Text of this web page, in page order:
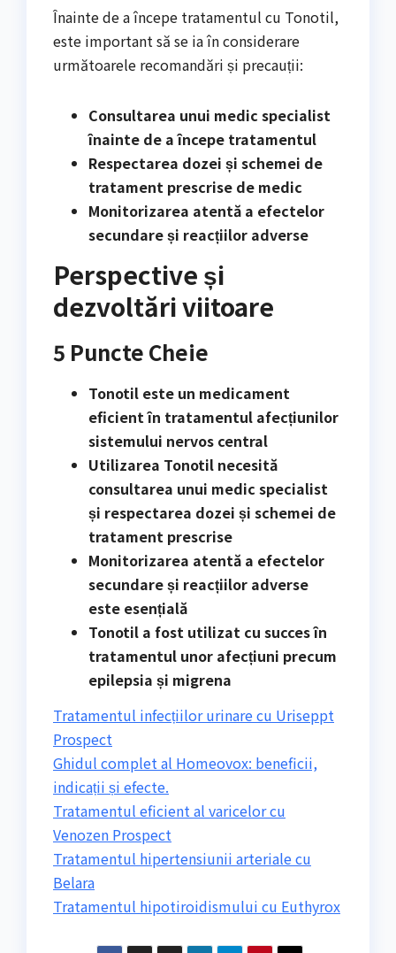
Înainte de a începe tratamentul cu Tonotil,
este important să se ia în considerare
următoarele recomandări și precauții:
Consultarea unui medic specialist
înainte de a începe tratamentul
Respectarea dozei și schemei de
tratament prescrise de medic
Monitorizarea atentă a efectelor
secundare și reacțiilor adverse
Perspective și
dezvoltări viitoare
5 Puncte Cheie
Tonotil este un medicament
eficient în tratamentul afecțiunilor
sistemului nervos central
Utilizarea Tonotil necesită
consultarea unui medic specialist
și respectarea dozei și schemei de
tratament prescrise
Monitorizarea atentă a efectelor
secundare și reacțiilor adverse
este esențială
Tonotil a fost utilizat cu succes în
tratamentul unor afecțiuni precum
epilepsia și migrena
Tratamentul infecțiilor urinare cu Uriseppt
Prospect
Ghidul complet al Homeovox: beneficii,
indicații și efecte.
Tratamentul eficient al varicelor cu
Venozen Prospect
Tratamentul hipertensiunii arteriale cu
Belara
Tratamentul hipotiroidismului cu Euthyrox